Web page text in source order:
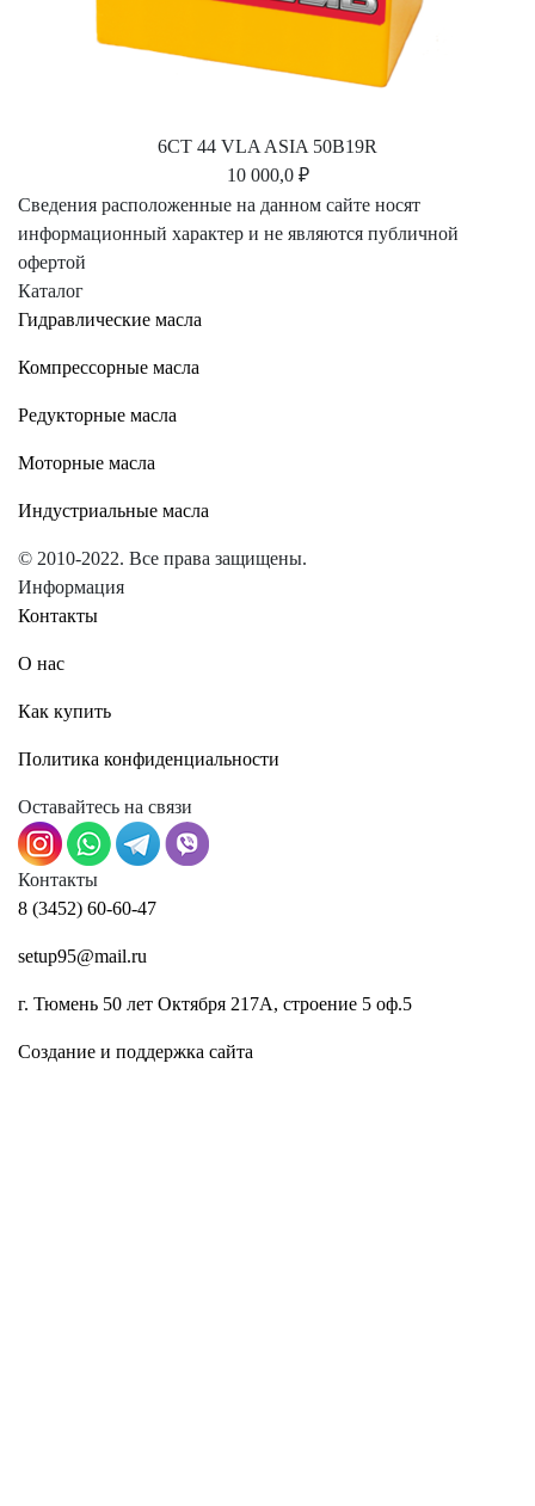
6СТ 44 VLA ASIA 50B19R
10 000,0 ₽
Сведения расположенные на данном сайте носят
информационный характер и не являются публичной
офертой
Каталог
Гидравлические масла
Компрессорные масла
Редукторные масла
Моторные масла
Индустриальные масла
© 2010-2022. Все права защищены.
Информация
Контакты
О нас
Как купить
Политика конфиденциальности
Оставайтесь на связи
Контакты
8 (3452) 60-60-47
setup95@mail.ru
г. Тюмень 50 лет Октября 217А, строение 5 оф.5
Создание и поддержка сайта